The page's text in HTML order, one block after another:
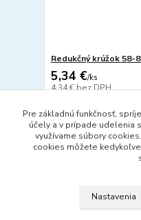
Redukčný krúžok 58-
5,34 €/ks
4,34 €bez DPH
Pre základnú funkčnosť,
účely a v prípade udelenia
využívame súbory
cookies môžete
Nastavenia